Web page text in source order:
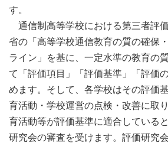
す。
通信制高等学校における第三者評
省の「高等学校通信教育の質の確保
ライン」を基に、一定水準の教育の
て「評価項目」「評価基準」「評価
めます。そして、各学校はその評価
育活動・学校運営の点検・改善に取
育活動等が評価基準に適合している
研究会の審査を受けます。評価研究